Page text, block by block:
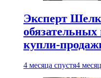
Эксперт
обязательных
купли-
4 месяца спустя4